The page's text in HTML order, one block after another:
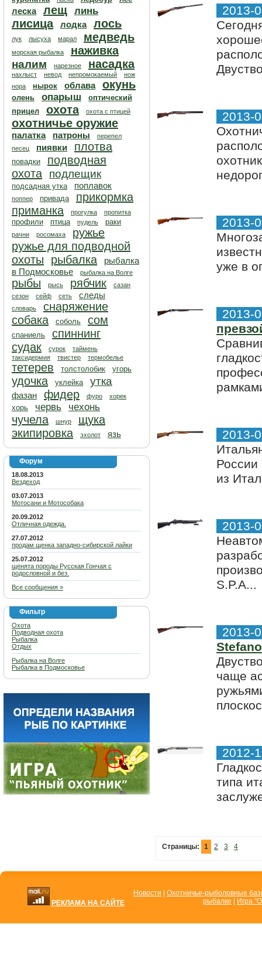
леска лещ линь
лисица лодка лось
лук лысуха марал медведь
морская рыбалка наживка
налим нарезное насадка
нахлыст невод непромокаемый
нож
нора
нырок облава окунь
олень опарыш
оптический
прицел
охота охота с птицей
охотничье оружие
палатка патроны
перепел
песец
пиявки плотва
повадки
подводная
охота
подлещик
подсадная утка поплавок
поппер привада
прикормка
приманка
прогулка пропитка
профили птица пудель раки
рачни росомаха
ружье
ружье для подводной
охоты
рыбалка
рыбалка
в Подмосковье
рыбалка на Волге
рыбы рысь рябчик
сазан
сезон
сейф сеть следы
словарь
снаряжение
собака
соболь сом
спаниель
спиннинг
судак
сурок
таймень
таксидермия
твистер термобелье
тетерев толстолобик угорь
удочка уклейка утка
фазан фидер фуро хорек
хорь червь чехонь
чучела шнур
щука
экипировка
эхолот язь
Форум
18.08.2013
Вездеход
03.07.2013
Мотосани и Мотособака
20.09.2012
Отличная одежда.
27.07.2012
продам щенка западно-сибирской лайки
25.07.2012
щенята породы Русская Гончая с
родословной и без.
Все сообщения »
Фильтр
Охота
Подводная охота
Рыбалка
Отдых
Рыбалка на Волге
Рыбалка в Подмосковье
2013-
2013-
2013-
уже в
2013-
2013-
России
из
2013-
S.P.A...
2013-
чаще
2012-
типа
Страницы: 1 2 3 4
РЕКЛАМА НА САЙТЕ
Новости
Охотничье-рыболовные
рыбалке
Игра